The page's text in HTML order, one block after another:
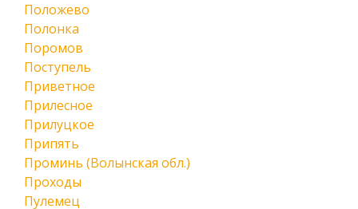
Положево
Полонка
Поромов
Поступель
Приветное
Прилесное
Прилуцкое
Припять
Проминь (Волынская обл.)
Проходы
Пулемец